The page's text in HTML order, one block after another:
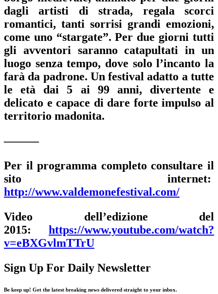
dagli artisti di strada, regala scorci
romantici, tanti sorrisi grandi emozioni,
come uno “stargate”. Per due giorni tutti
gli avventori saranno catapultati in un
luogo senza tempo, dove solo l’incanto la
farà da padrone. Un festival adatto a tutte
le età dai 5 ai 99 anni, divertente e
delicato e capace di dare forte impulso al
territorio madonita.
———
Per il programma completo consultare il
sito internet:
http://www.valdemonefestival.com/
Video dell’edizione del
2015: https://www.youtube.com/watch?
v=eBXGvlmTTrU
Sign Up For Daily Newsletter
Be keep up! Get the latest breaking news delivered straight to your inbox.